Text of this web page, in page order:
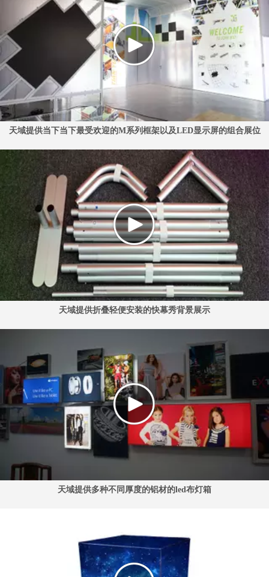
天域提供当下当下最受欢迎的M系列框架以及LED显示屏的组合展位
天域提供折叠轻便安装的快幕秀背景展示
天域提供多种不同厚度的铝材的led布灯箱